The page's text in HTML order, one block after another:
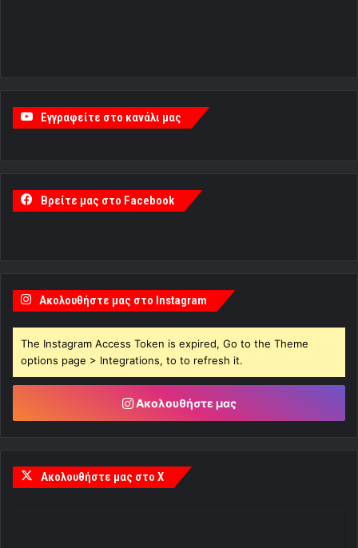
Εγγραφείτε στο κανάλι μας
Βρείτε μας στο Facebook
Ακολουθήστε μας στο Instagram
The Instagram Access Token is expired, Go to the Theme
options page > Integrations, to to refresh it.
Ακολουθήστε μας
Ακολουθήστε μας στο X